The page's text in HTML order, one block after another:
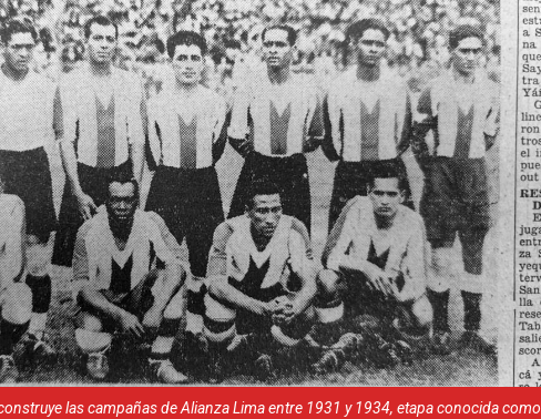
las campañas de Alianza Lima entre 1931 y 1934, etapa conocida como